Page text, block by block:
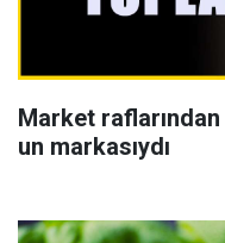
Market raflarından
un markasıydı